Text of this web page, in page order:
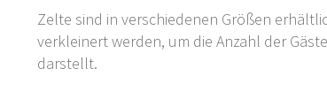
Zelte sind in verschiedenen Größen
verkleinert werden, um die Anzahl der
darstellt.